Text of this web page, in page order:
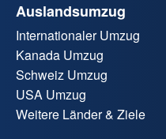
Auslandsumzug
Internationaler Umzug
Kanada Umzug
Schweiz Umzug
USA Umzug
Weitere Länder & Ziele